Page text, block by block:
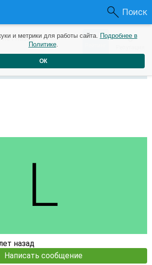
Поиск
лет назад 0 0
назад
Написать сообщение
и метрики для работы сайта. Подробнее в
Политике.
ОК